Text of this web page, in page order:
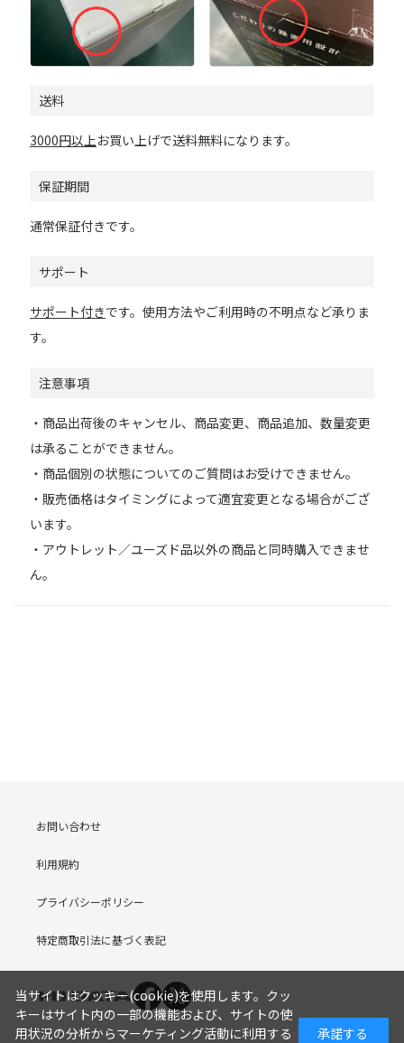
送料
3000円以上お買い上げで送料無料になります。
保証期間
通常保証付きです。
サポート
サポート付きです。使用方法やご利用時の不明点など承りま
す。
注意事項
・商品出荷後のキャンセル、商品変更、商品追加、数量変更
は承ることができません。
・商品個別の状態についてのご質問はお受けできません。
・販売価格はタイミングによって適宜変更となる場合がござ
います。
・アウトレット／ユーズド品以外の商品と同時購入できませ
ん。
お問い合わせ
利用規約
プライバシーポリシー
特定商取引法に基づく表記
当サイトはクッキー(cookie)を使用します。クッ
キーはサイト内の一部の機能および、サイトの使
用状況の分析からマーケティング活動に利用する
承諾する